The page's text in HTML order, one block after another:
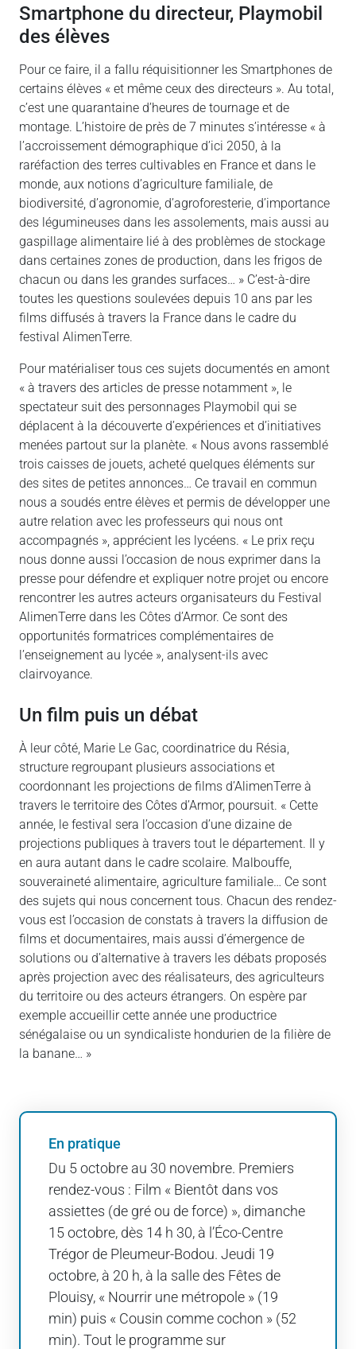
Smartphone du directeur, Playmobil
des élèves
Pour ce faire, il a fallu réquisitionner les Smartphones de
certains élèves « et même ceux des directeurs ». Au total,
c’est une quarantaine d’heures de tournage et de
montage. L’histoire de près de 7 minutes s’intéresse « à
l’accroissement démographique d’ici 2050, à la
raréfaction des terres cultivables en France et dans le
monde, aux notions d’agriculture familiale, de
biodiversité, d’agronomie, d’agroforesterie, d’importance
des légumineuses dans les assolements, mais aussi au
gaspillage alimentaire lié à des problèmes de stockage
dans certaines zones de production, dans les frigos de
chacun ou dans les grandes surfaces… » C’est-à-dire
toutes les questions soulevées depuis 10 ans par les
films diffusés à travers la France dans le cadre du
festival AlimenTerre.
Pour matérialiser tous ces sujets documentés en amont
« à travers des articles de presse notamment », le
spectateur suit des personnages Playmobil qui se
déplacent à la découverte d’expériences et d’initiatives
menées partout sur la planète. « Nous avons rassemblé
trois caisses de jouets, acheté quelques éléments sur
des sites de petites annonces… Ce travail en commun
nous a soudés entre élèves et permis de développer une
autre relation avec les professeurs qui nous ont
accompagnés », apprécient les lycéens. « Le prix reçu
nous donne aussi l’occasion de nous exprimer dans la
presse pour défendre et expliquer notre projet ou encore
rencontrer les autres acteurs organisateurs du Festival
AlimenTerre dans les Côtes d’Armor. Ce sont des
opportunités formatrices complémentaires de
l’enseignement au lycée », analysent-ils avec
clairvoyance.
Un film puis un débat
À leur côté, Marie Le Gac, coordinatrice du Résia,
structure regroupant plusieurs associations et
coordonnant les projections de films d’AlimenTerre à
travers le territoire des Côtes d’Armor, poursuit. « Cette
année, le festival sera l’occasion d’une dizaine de
projections publiques à travers tout le département. Il y
en aura autant dans le cadre scolaire. Malbouffe,
souveraineté alimentaire, agriculture familiale… Ce sont
des sujets qui nous concernent tous. Chacun des rendez-
vous est l’occasion de constats à travers la diffusion de
films et documentaires, mais aussi d’émergence de
solutions ou d’alternative à travers les débats proposés
après projection avec des réalisateurs, des agriculteurs
du territoire ou des acteurs étrangers. On espère par
exemple accueillir cette année une productrice
sénégalaise ou un syndicaliste hondurien de la filière de
la banane… »
En pratique
Du 5 octobre au 30 novembre. Premiers
rendez-vous : Film « Bientôt dans vos
assiettes (de gré ou de force) », dimanche
15 octobre, dès 14 h 30, à l’Éco-Centre
Trégor de Pleumeur-Bodou. Jeudi 19
octobre, à 20 h, à la salle des Fêtes de
Plouisy, « Nourrir une métropole » (19
min) puis « Cousin comme cochon » (52
min). Tout le programme sur